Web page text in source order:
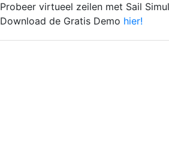
Probeer virtueel zeilen met Sail
Download de Gratis Demo hier!